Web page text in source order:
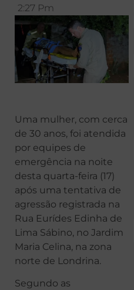
2:27 Pm
Uma mulher, com cerca
de 30 anos, foi atendida
por equipes de
emergência na noite
desta quarta-feira (17)
após uma tentativa de
agressão registrada na
Rua Eurídes Edinha de
Lima Sábino, no Jardim
Maria Celina, na zona
norte de Londrina.
Segundo as